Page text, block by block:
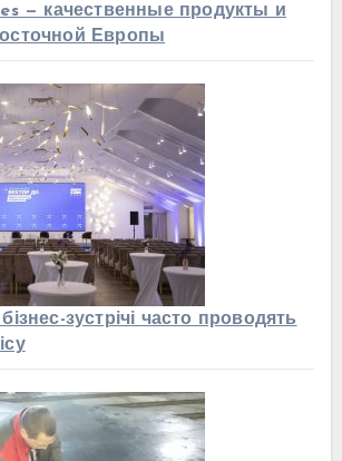
— качественные продукты и
Европы
зустрічі часто проводять